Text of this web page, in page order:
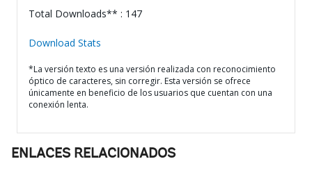
Total Downloads** : 147
Download Stats
*La versión texto es una versión realizada con reconocimiento
óptico de caracteres, sin corregir. Esta versión se ofrece
únicamente en beneficio de los usuarios que cuentan con una
conexión lenta.
ENLACES RELACIONADOS